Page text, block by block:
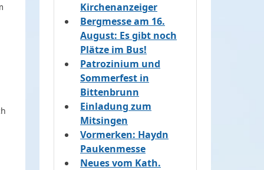
Kirchenanzeiger
Bergmesse am 16.
August: Es gibt noch
Plätze im Bus!
Patrozinium und
Sommerfest in
Bittenbrunn
Einladung zum
Mitsingen
Vormerken: Haydn
Paukenmesse
Neues vom Kath.